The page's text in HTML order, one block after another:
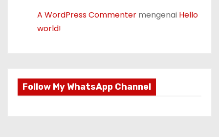
A WordPress Commenter mengenai Hello
world!
Follow My WhatsApp Channel